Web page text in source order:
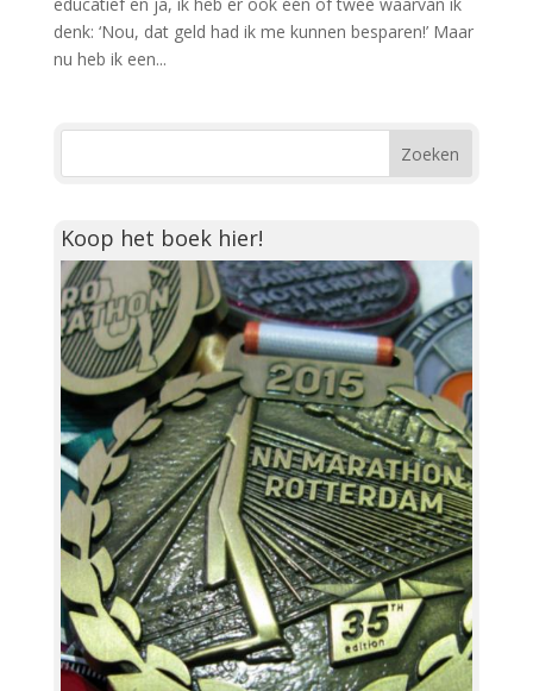
denk: ‘Nou, dat geld had ik me kunnen besparen!’ Maar
nu heb ik een...
Koop het boek hier!